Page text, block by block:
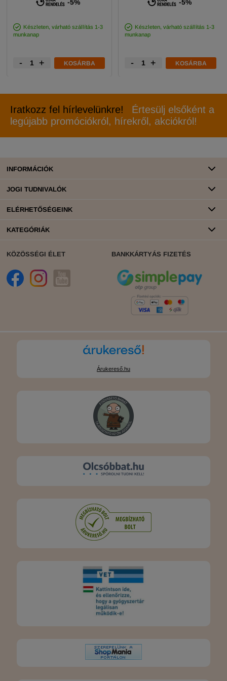
-5%
Készleten, várható szállítás 1-3
munkanap
- + KOSÁRBA
-5%
Készleten, várható szállítás 1-3
munkanap
- + KOSÁRBA
Iratkozz fel hírlevelünkre!
Értesülj elsőként a
legújabb promóciókról, hírekről, akciókról!
INFORMÁCIÓK
JOGI TUDNIVALÓK
ELÉRHETŐSÉGEINK
KATEGÓRIÁK
KÖZÖSSÉGI ÉLET BANKKÁRTYÁS FIZETÉS
Árukereső.hu